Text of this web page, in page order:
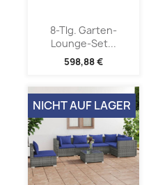
8-Tlg. Garten-
Lounge-Set...
598,88 €
NICHT AUF LAGER